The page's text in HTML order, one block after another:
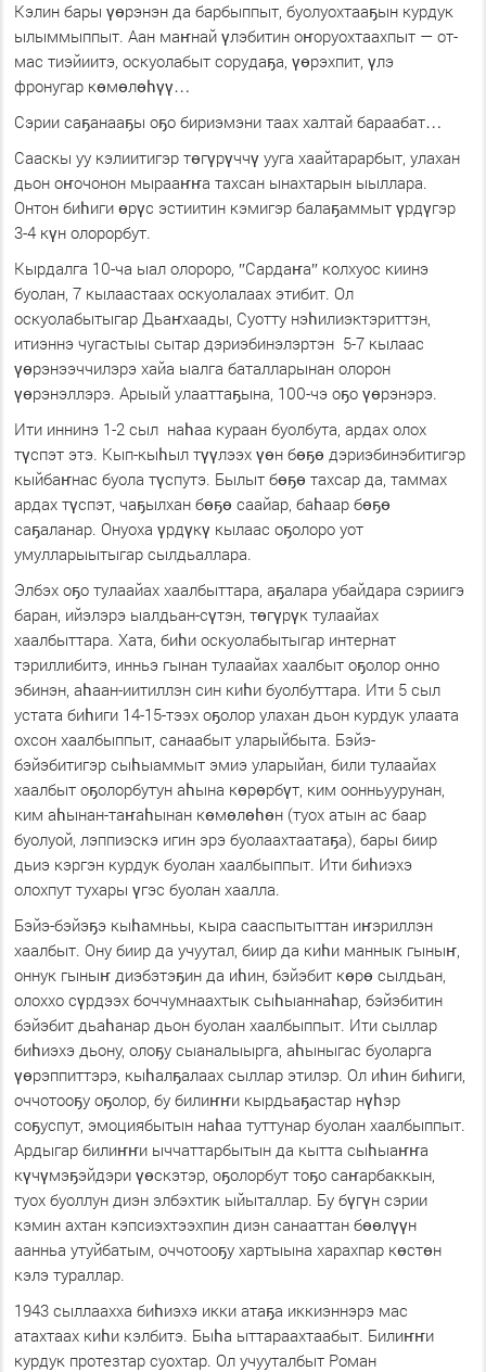
Кэлин бары үөрэнэн да барбыппыт, буолуохтааҕын курдук
ылыммыппыт. Аан маҥнай үлэбитин оҥоруохтаахпыт — от-
мас тиэйиитэ, оскуолабыт сорудаҕа, үөрэхпит, үлэ
фронугар көмөлөһүү…
Сэрии саҕанааҕы оҕо бириэмэни таах халтай бараабат…
Сааскы уу кэлиитигэр төгүрүччү ууга хаайтарарбыт, улахан
дьон оҥочонон мырааҥҥа тахсан ынахтарын ыыллара.
Онтон биһиги өрүс эстиитин кэмигэр балаҕаммыт үрдүгэр
3-4 күн олорорбут.
Кырдалга 10-ча ыал олороро, ″Сардаҥа″ колхуос киинэ
буолан, 7 кылаастаах оскуолалаах этибит. Ол
оскуолабытыгар Дьаҥхаады, Суотту нэһилиэктэриттэн,
итиэннэ чугастыы сытар дэриэбинэлэртэн 5-7 кылаас
үөрэнээччилэрэ хайа ыалга баталларынан олорон
үөрэнэллэрэ. Арыый улааттаҕына, 100-чэ оҕо үөрэнэрэ.
Ити иннинэ 1-2 сыл наһаа кураан буолбута, ардах олох
түспэт этэ. Кып-кыһыл түүлээх үөн бөҕө дэриэбинэбитигэр
кыйбаҥнас буола түспутэ. Былыт бөҕө тахсар да, таммах
ардах түспэт, чаҕылхан бөҕө саайар, баһаар бөҕө
саҕаланар. Онуоха үрдүкү кылаас оҕолоро уот
умулларыытыгар сылдьаллара.
Элбэх оҕо тулаайах хаалбыттара, аҕалара убайдара сэриигэ
баран, ийэлэрэ ыалдьан-сүтэн, төгүрүк тулаайах
хаалбыттара. Хата, биһи оскуолабытыгар интернат
тэриллибитэ, инньэ гынан тулаайах хаалбыт оҕолор онно
эбинэн, аһаан-иитиллэн син киһи буолбуттара. Ити 5 сыл
устата биһиги 14-15-тээх оҕолор улахан дьон курдук улаата
охсон хаалбыппыт, санаабыт уларыйбыта. Бэйэ-
бэйэбитигэр сыһыаммыт эмиэ уларыйан, били тулаайах
хаалбыт оҕолорбутун аһына көрөрбүт, ким оонньуурунан,
ким аһынан-таҥаһынан көмөлөһөн (туох атын ас баар
буолуой, лэппиэскэ игин эрэ буолаахтаатаҕа), бары биир
дьиэ кэргэн курдук буолан хаалбыппыт. Ити биһиэхэ
олохпут тухары үгэс буолан хаалла.
Бэйэ-бэйэҕэ кыһамньы, кыра сааспытыттан иҥэриллэн
хаалбыт. Ону биир да учуутал, биир да киһи маннык гыныҥ,
оннук гыныҥ диэбэтэҕин да иһин, бэйэбит көрө сылдьан,
олоххо сүрдээх боччумнаахтык сыһыаннаһар, бэйэбитин
бэйэбит дьаһанар дьон буолан хаалбыппыт. Ити сыллар
биһиэхэ дьону, олоҕу сыаналыырга, аһыныгас буоларга
үөрэппиттэрэ, кыһалҕалаах сыллар этилэр. Ол иһин биһиги,
оччотооҕу оҕолор, бу билиҥҥи кырдьаҕастар нүһэр
соҕуспут, эмоциябытын наһаа туттунар буолан хаалбыппыт.
Ардыгар билиҥҥи ыччаттарбытын да кытта сыһыаҥҥа
күчүмэҕэйдэри үөскэтэр, оҕолорбут тоҕо саҥарбаккын,
туох буоллун диэн элбэхтик ыйыталлар. Бу бүгүн сэрии
кэмин ахтан кэпсиэхтээхпин диэн санааттан бөөлүүн
аанньа утуйбатым, оччотооҕу хартыына харахпар көстөн
кэлэ тураллар.
1943 сыллаахха биһиэхэ икки атаҕа иккиэннэрэ мас
атахтаах киһи кэлбитэ. Быһа ыттараахтаабыт. Билиҥҥи
курдук протезтар суохтар. Ол учууталбыт Роман